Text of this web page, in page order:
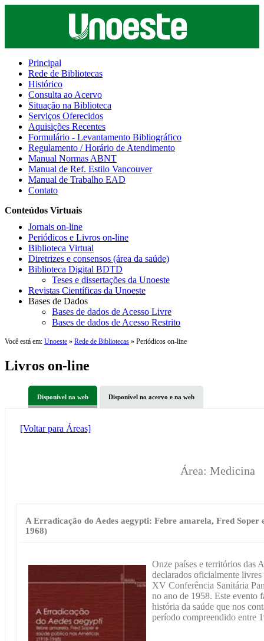
Principal
Rede de Bibliotecas
Histórico
Consulta ao Acervo
Situação na Biblioteca
Serviços Oferecidos
Aquisições Recentes
Formulário - Levantamento Bibliográfico
Regulamento / Horário de Atendimento
Manual Normas ABNT
Manual de Ref. Estilo Vancouver
Manual de Trabalho EAD
Contato
Conteúdos Virtuais
Jornais on-line
Periódicos e Livros on-line
Biblioteca Virtual
Diretrizes e consensos (área da saúde)
Biblioteca Digital BDTD
Teses e dissertações da Unoeste
Revistas Científicas da Unoeste
Bases de Dados
Bases de dados de Acesso Livre
Bases de dados de Acesso Restrito
Você está em: Unoeste » Rede de Bibliotecas » Periódicos on-line
Livros on-line
Disponível na web Disponível no acervo e na web
[Voltar para Áreas]
Área: Medicina
A Erradicação do Aedes aegypti: Febre amarela, Fred Soper
1968)
Onze países e territórios das
declarados oficialmente
XV Conferência Sanitária
no ano de 1958. Este evento
história da saúde que nos
período compreendido entre